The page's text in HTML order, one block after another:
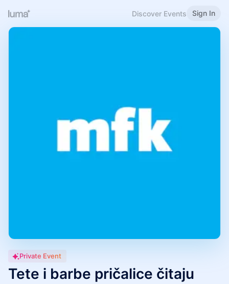
Discover Events Sign In
Private Event
Tete i barbe pričalice čitaju